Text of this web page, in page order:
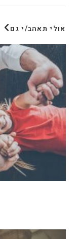
אולי תאהב/י גם